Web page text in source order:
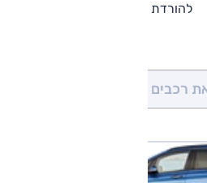
להורדת קטלוג ב.מ.וו 2 גראן טורר
רכבים